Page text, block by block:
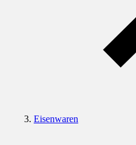
Eisenwaren